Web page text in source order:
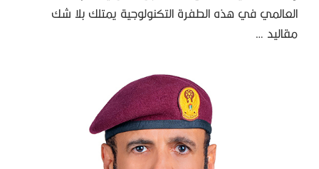
العالمي في هذه الطفرة التكنولوجية يمتلك بلا شك
مقاليد …